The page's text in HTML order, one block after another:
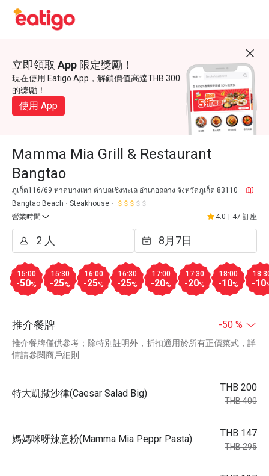
立即領取 App 限定獎勵！
現在使用 Eatigo App，解鎖價值高達THB 300
的獎勵！
使用 App
Mamma Mia Grill & Restaurant
Bangtao
ภูเก็ต116/69 หาดบางเทา ตำบลเชิงทะเล อำเภอถลาง จังหวัดภูเก็ต 83110
Bangtao Beach
Steakhouse
營業時間
4.0 47 訂座
15:00
-50%
15:30
-25%
16:00
-25%
16:30
-25%
17:00
-20%
17:30
-20%
18:00
-10% -10
推介餐牌 -50 %
推介餐牌僅供參考；除特別註明外，折扣適用於所有正價菜式，詳
情請參閱商戶細則
特大凱撒沙律(Caesar Salad Big)
THB 200
THB 400
媽媽咪呀辣意粉(Mamma Mia Peppr Pasta)
THB 147
THB 295